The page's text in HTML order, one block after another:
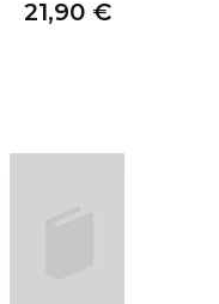
21,90 €